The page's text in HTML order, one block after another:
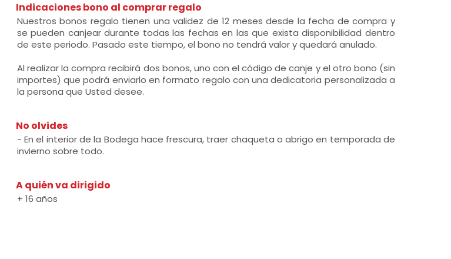
Indicaciones bono al comprar regalo
Nuestros bonos regalo tienen una validez de 12 meses desde la fecha de compra y
se pueden canjear durante todas las fechas en las que exista disponibilidad dentro
de este periodo. Pasado este tiempo, el bono no tendrá valor y quedará anulado.
Al realizar la compra recibirá dos bonos, uno con el código de canje y el otro bono (sin
importes) que podrá enviarlo en formato regalo con una dedicatoria personalizada a
la persona que Usted desee.
No olvides
- En el interior de la Bodega hace frescura, traer chaqueta o abrigo en temporada de
invierno sobre todo.
A quién va dirigido
+ 16 años